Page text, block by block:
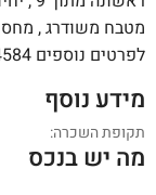
מטבח משודרג , מחסן
לפרטים נוספים 054-7404584 ב.א יועצי נדל"ן באגמים
מידע נוסף
תקופת השכרה:
מה יש בנכס